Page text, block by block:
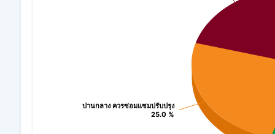
ปานกลาง ควรซ่อมแซมปรับปรุง
25.0 %
ปานกลาง ควรซ่อมแซมปรับปรุง
25.0 %